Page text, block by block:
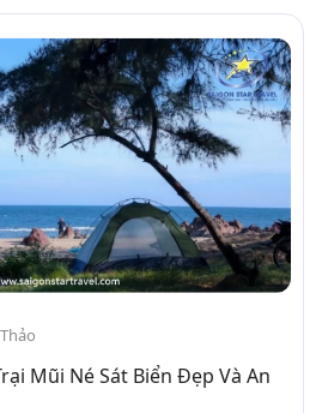
Mũi Né Sát Biển Đẹp Và An